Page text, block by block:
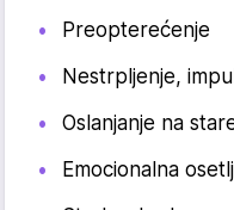
Preopterećenje
Nestrpljenje,
Oslanjanje na
Emocionalna